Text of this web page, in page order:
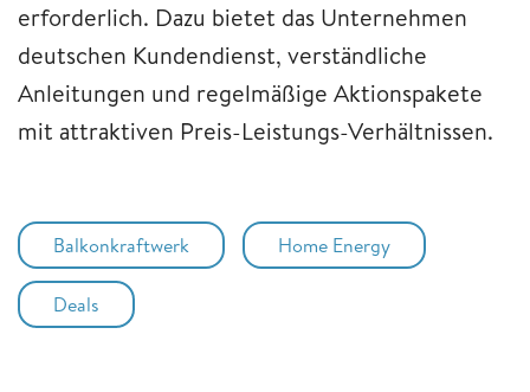
erforderlich. Dazu bietet das Unternehmen
deutschen Kundendienst, verständliche
Anleitungen und regelmäßige Aktionspakete
mit attraktiven Preis-Leistungs-Verhältnissen.
Balkonkraftwerk Home Energy
Deals